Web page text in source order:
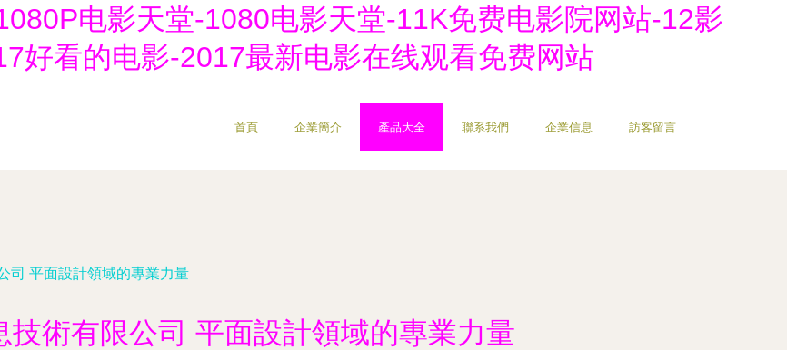
电影天堂-1080电影天堂-11K免费电影院网站-12影
好看的电影-2017最新电影在线观看免费网站
首頁 企業簡介 產品大全 聯系我們 企業信息 訪客留言
司 平面設計領域的專業力量
技術有限公司 平面設計領域的專業力量